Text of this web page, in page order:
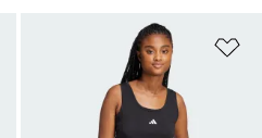
Añadir a la lista de deseos